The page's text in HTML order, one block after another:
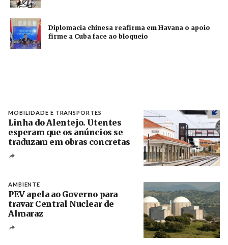
Diplomacia chinesa reafirma em Havana o apoio
firme a Cuba face ao bloqueio
MOBILIDADE E TRANSPORTES
Linha do Alentejo. Utentes
esperam que os anúncios se
traduzam em obras concretas
AMBIENTE
PEV apela ao Governo para
travar Central Nuclear de
Almaraz